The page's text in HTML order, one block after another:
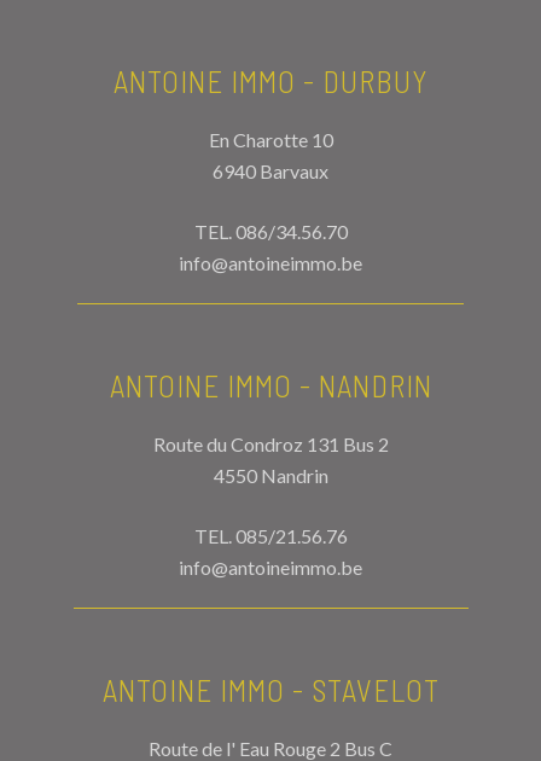
ANTOINE IMMO - DURBUY
En Charotte 10
6940 Barvaux
TEL. 086/34.56.70
info@antoineimmo.be
ANTOINE IMMO - NANDRIN
Route du Condroz 131 Bus 2
4550 Nandrin
TEL. 085/21.56.76
info@antoineimmo.be
ANTOINE IMMO - STAVELOT
Route de l' Eau Rouge 2 Bus C